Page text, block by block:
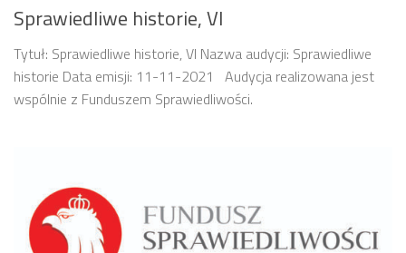
Sprawiedliwe historie, VI
Tytuł: Sprawiedliwe historie, VI Nazwa audycji: Sprawiedliwe
historie Data emisji: 11-11-2021 Audycja realizowana jest
wspólnie z Funduszem Sprawiedliwości.